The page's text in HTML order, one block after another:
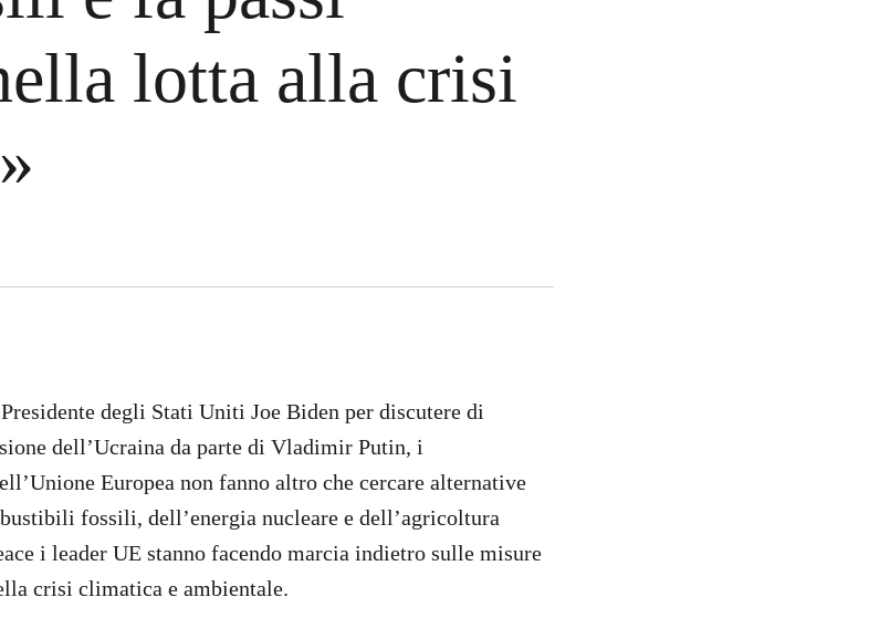
lotta alla crisi
degli Stati Uniti Joe Biden per discutere di
dell’Ucraina da parte di Vladimir Putin, i
Europea non fanno altro che cercare alternative
fossili, dell’energia nucleare e dell’agricoltura
i leader UE stanno facendo marcia indietro sulle misure
crisi climatica e ambientale.